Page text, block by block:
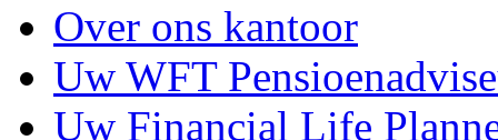
Over ons kantoor
Uw WFT
Uw Financial Life